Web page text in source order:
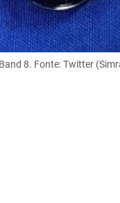
8. Fonte: Twitter